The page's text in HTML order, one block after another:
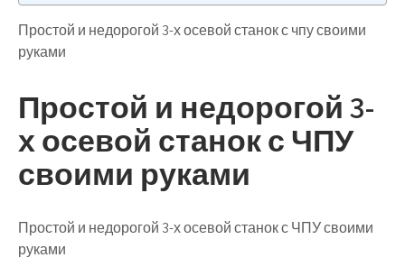
Простой и недорогой 3-х осевой станок с чпу своими
руками
Простой и недорогой 3-
х осевой станок с ЧПУ
своими руками
Простой и недорогой 3-х осевой станок с ЧПУ своими
руками